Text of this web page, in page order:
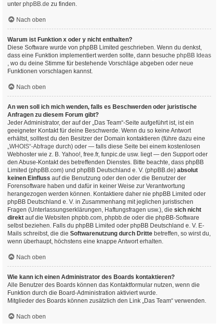
unter phpBB.de zu finden.
Nach oben
Warum ist Funktion x oder y nicht enthalten?
Diese Software wurde von phpBB Limited geschrieben. Wenn du denkst,
dass eine Funktion implementiert werden sollte, dann besuche phpBB Ideas
, wo du deine Stimme für bestehende Vorschläge abgeben oder neue
Funktionen vorschlagen kannst.
Nach oben
An wen soll ich mich wenden, falls es Beschwerden oder juristische
Anfragen zu diesem Forum gibt?
Jeder Administrator, der auf der „Das Team“-Seite aufgeführt ist, ist ein
geeigneter Kontakt für deine Beschwerde. Wenn du so keine Antwort
erhältst, solltest du den Besitzer der Domain kontaktieren (führe dazu eine
„WHOIS“-Abfrage durch) oder — falls diese Seite bei einem kostenlosen
Webhoster wie z. B. Yahoo!, free.fr, funpic.de usw. liegt — den Support oder
den Abuse-Kontakt des betreffenden Dienstes. Bitte beachte, dass phpBB
Limited (phpBB.com) und phpBB Deutschland e. V. (phpBB.de) absolut
keinen Einfluss auf die Benutzung oder den oder die Benutzer der
Forensoftware haben und dafür in keiner Weise zur Verantwortung
herangezogen werden können. Kontaktiere daher nie phpBB Limited oder
phpBB Deutschland e. V. in Zusammenhang mit jeglichen juristischen
Fragen (Unterlassungserklärungen, Haftungsfragen usw.), die sich nicht
direkt auf die Websiten phpbb.com, phpbb.de oder die phpBB-Software
selbst beziehen. Falls du phpBB Limited oder phpBB Deutschland e. V. E-
Mails schreibst, die die Softwarenutzung durch Dritte betreffen, so wirst du,
wenn überhaupt, höchstens eine knappe Antwort erhalten.
Nach oben
Wie kann ich einen Administrator des Boards kontaktieren?
Alle Benutzer des Boards können das Kontaktformular nutzen, wenn die
Funktion durch die Board-Administration aktiviert wurde.
Mitglieder des Boards können zusätzlich den Link „Das Team“ verwenden.
Nach oben